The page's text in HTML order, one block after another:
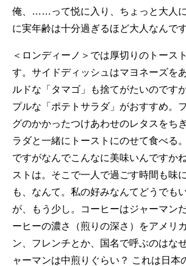
俺、……って悦に入り、ちょっと大人
に実年齢は十分過ぎるほど大人なんです
＜ロンディーノ＞では厚切りのトース
す。サイドディッシュはマヨネーズを
ルドな「タマゴ」も捨てがたいのです
プルな「ポテトサラダ」がおすすめ。
グのかかったつけあわせのレタスをち
ラダと一緒にトーストにのせて食べる
ですがなんでこんなに美味いんですか
ストは。そこで一人で過ごす時間も味
も、なんて。私の好みなんてどうでも
が、もう少し。コーヒーはジャーマン
ーヒーの濃さ（煎りの深さ）をアメリ
ン、フレンチとか、国名で呼ぶのはな
ャーマンは中煎りぐらい？ これは日本